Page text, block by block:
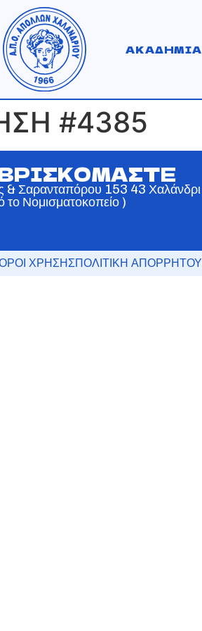
ΑΚΑΔΗΜΙΑ
#4385
& Σαρανταπόρου 153 43 Χαλάνδρι
Νομισματοκοπείο )
ΧΡΗΣΗΣΠΟΛΙΤΙΚΗ ΑΠΟΡΡΗΤΟΥ